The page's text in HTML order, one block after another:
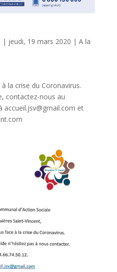
| jeudi, 19 mars 2020 | A la
la crise du Coronavirus.
contactez-nous au
accueil.jsv@gmail.com et